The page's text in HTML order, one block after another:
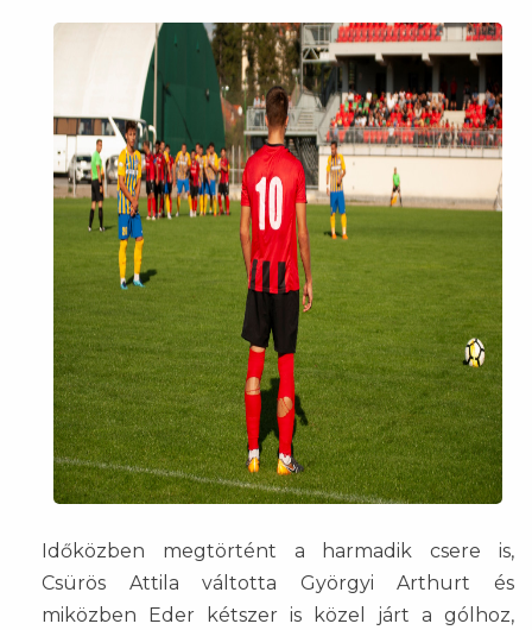
Időközben megtörtént a harmadik csere is,
Csürös Attila váltotta Györgyi Arthurt és
miközben Eder kétszer is közel járt a gólhoz,